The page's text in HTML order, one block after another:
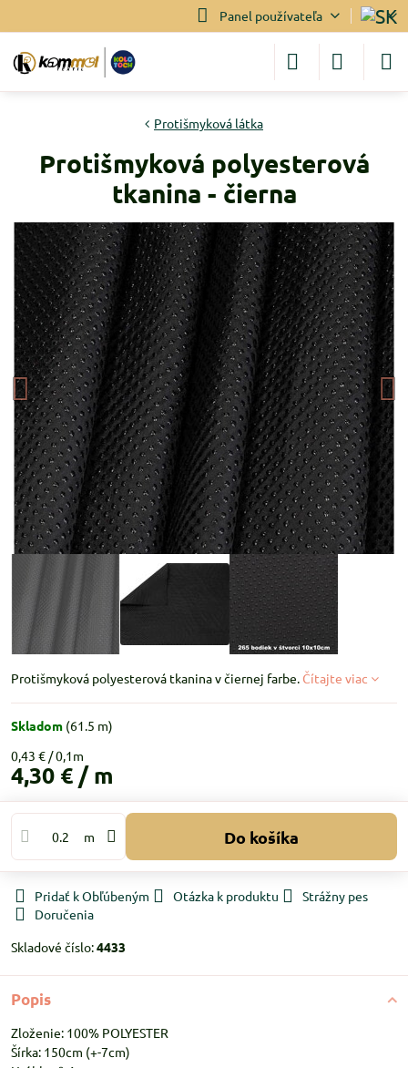
Panel používateľa
Protišmyková látka
Protišmyková polyesterová
tkanina - čierna
Protišmyková polyesterová tkanina v čiernej farbe. Čítajte viac
Skladom (61.5 m)
0,43 €
4,30 € / m
m Do košíka
Pridať k Obľúbeným Otázka k produktu
Strážny pes
Doručenia
Skladové číslo:4433
Popis
Zloženie: 100% POLYESTER
Šírka: 150cm (+-7cm)